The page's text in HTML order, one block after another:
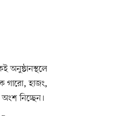
অনুষ্ঠানস্থলে
গারো, হাজং,
অংশ নিচ্ছেন।